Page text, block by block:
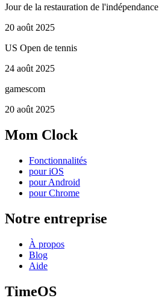
Jour de la restauration de l'indépendance
20 août 2025
US Open de tennis
24 août 2025
gamescom
20 août 2025
Mom Clock
Fonctionnalités
pour iOS
pour Android
pour Chrome
Notre entreprise
À propos
Blog
Aide
TimeOS